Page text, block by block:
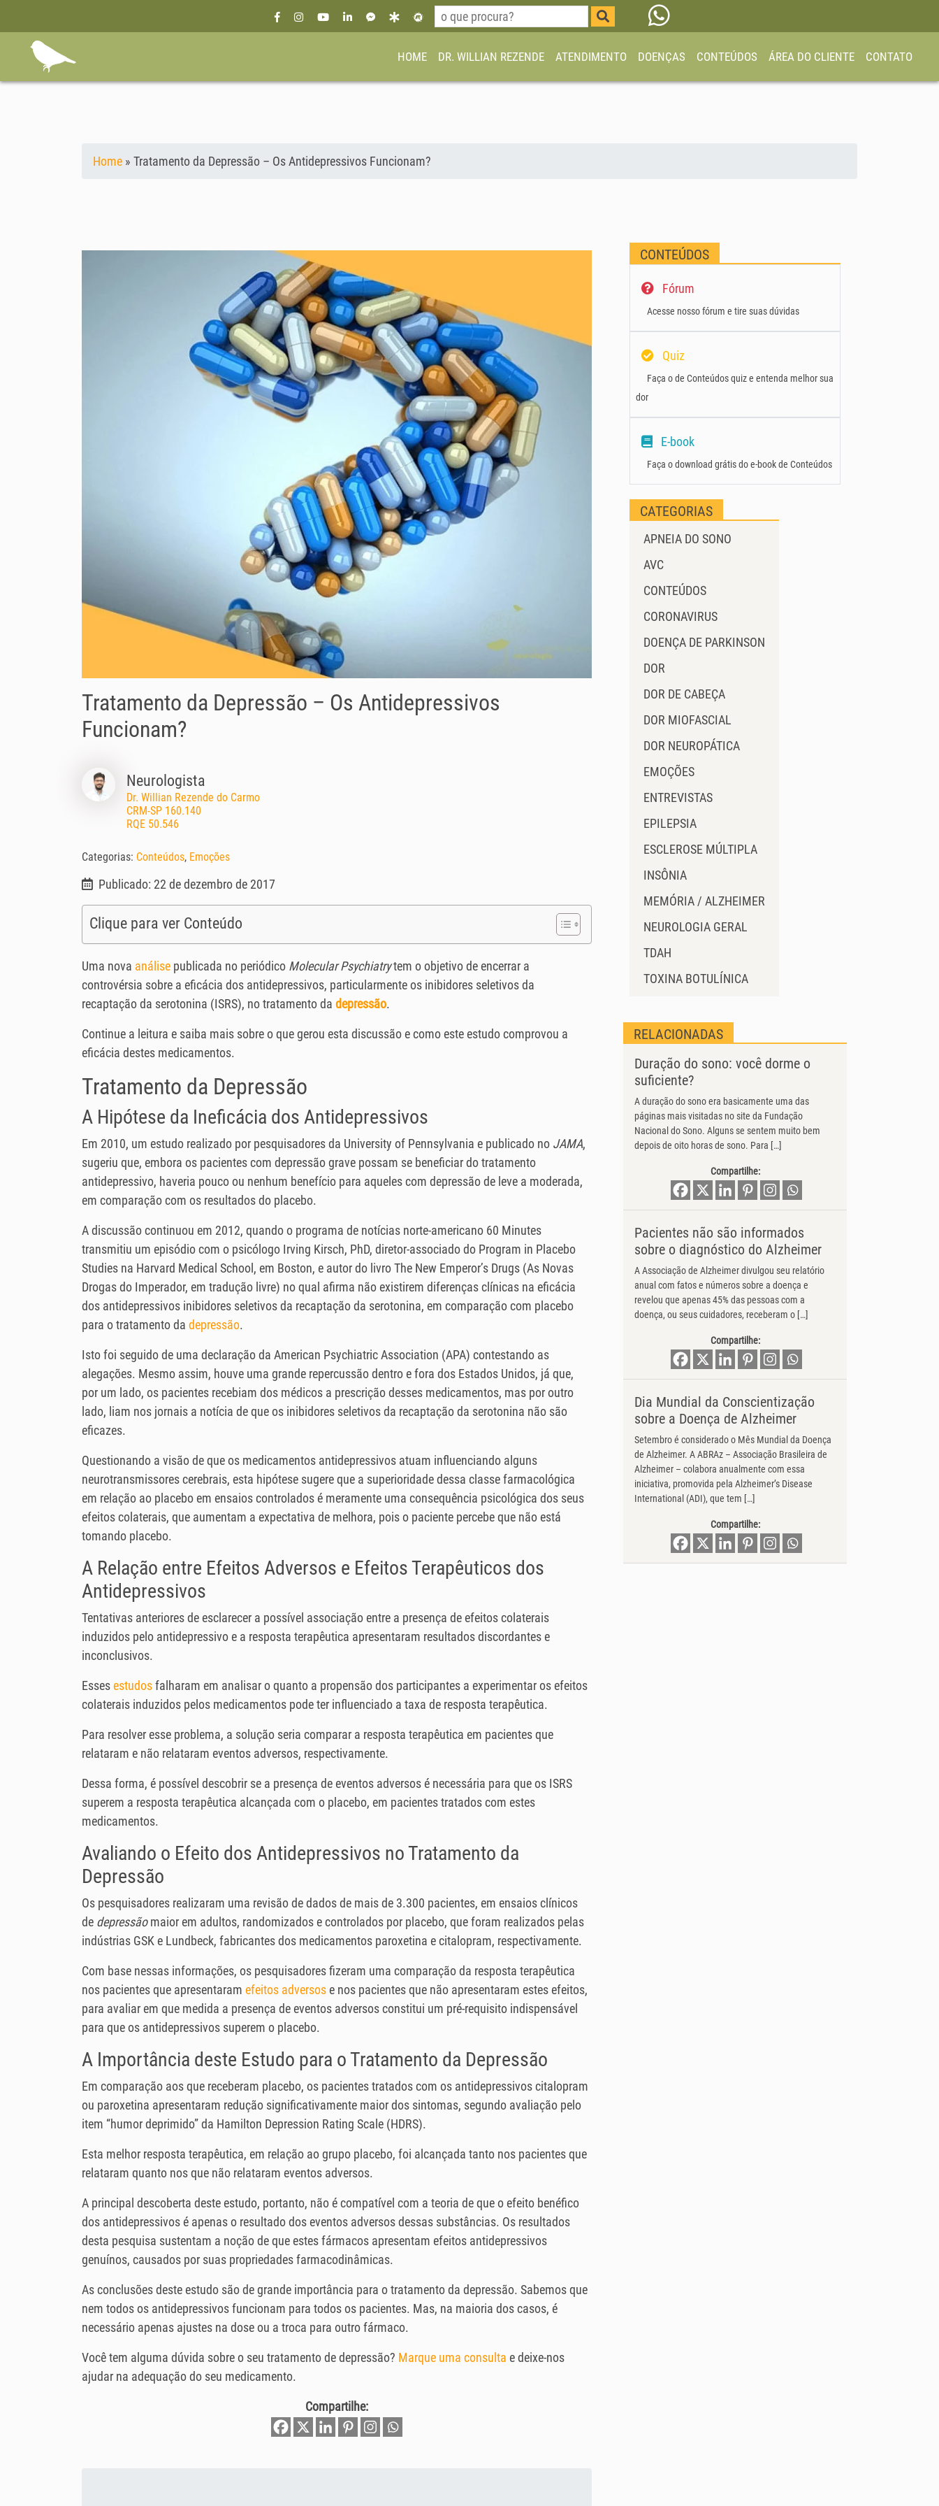
HOME DR. WILLIAN REZENDE ATENDIMENTO DOENÇAS CONTEÚDOS ÁREA DO CLIENTE CONTATO
Home » Tratamento da Depressão – Os Antidepressivos Funcionam?
Tratamento da Depressão – Os Antidepressivos
Funcionam?
Neurologista
Dr. Willian Rezende do Carmo
CRM-SP 160.140
RQE 50.546
Categorias: Conteúdos, Emoções
Publicado: 22 de dezembro de 2017
Clique para ver Conteúdo
Uma nova análise publicada no periódico Molecular Psychiatrytem o objetivo de encerrar a
controvérsia sobre a eficácia dos antidepressivos, particularmente os inibidores seletivos da
recaptação da serotonina (ISRS), no tratamento da depressão.
Continue a leitura e saiba mais sobre o que gerou esta discussão e como este estudo comprovou a
eficácia destes medicamentos.
Tratamento da Depressão
A Hipótese da Ineficácia dos Antidepressivos
Em 2010, um estudo realizado por pesquisadores da University of Pennsylvania e publicado no JAMA,
sugeriu que, embora os pacientes com depressão grave possam se beneficiar do tratamento
antidepressivo, haveria pouco ou nenhum benefício para aqueles com depressão de leve a moderada,
em comparação com os resultados do placebo.
A discussão continuou em 2012, quando o programa de notícias norte-americano 60 Minutes
transmitiu um episódio com o psicólogo Irving Kirsch, PhD, diretor-associado do Program in Placebo
Studies na Harvard Medical School, em Boston, e autor do livro The New Emperor’s Drugs (As Novas
Drogas do Imperador, em tradução livre) no qual afirma não existirem diferenças clínicas na eficácia
dos antidepressivos inibidores seletivos da recaptação da serotonina, em comparação com placebo
para o tratamento da depressão.
Isto foi seguido de uma declaração da American Psychiatric Association (APA) contestando as
alegações. Mesmo assim, houve uma grande repercussão dentro e fora dos Estados Unidos, já que,
por um lado, os pacientes recebiam dos médicos a prescrição desses medicamentos, mas por outro
lado, liam nos jornais a notícia de que os inibidores seletivos da recaptação da serotonina não são
eficazes.
Questionando a visão de que os medicamentos antidepressivos atuam influenciando alguns
neurotransmissores cerebrais, esta hipótese sugere que a superioridade dessa classe farmacológica
em relação ao placebo em ensaios controlados é meramente uma consequência psicológica dos seus
efeitos colaterais, que aumentam a expectativa de melhora, pois o paciente percebe que não está
tomando placebo.
A Relação entre Efeitos Adversos e Efeitos Terapêuticos dos
Antidepressivos
Tentativas anteriores de esclarecer a possível associação entre a presença de efeitos colaterais
induzidos pelo antidepressivo e a resposta terapêutica apresentaram resultados discordantes e
inconclusivos.
Essesestudosfalharam em analisar o quanto a propensão dos participantes a experimentar os efeitos
colaterais induzidos pelos medicamentos pode ter influenciado a taxa de resposta terapêutica.
Para resolver esse problema, a solução seria comparar a resposta terapêutica em pacientes que
relataram e não relataram eventos adversos, respectivamente.
Dessa forma, é possível descobrir se a presença de eventos adversos é necessária para que os ISRS
superem a resposta terapêutica alcançada com o placebo, em pacientes tratados com estes
medicamentos.
Avaliando o Efeito dos Antidepressivos no Tratamento da
Depressão
Os pesquisadores realizaram uma revisão de dados de mais de 3.300 pacientes, em ensaios clínicos
de depressãomaior em adultos, randomizados e controlados por placebo, que foram realizados pelas
indústrias GSK e Lundbeck, fabricantes dos medicamentos paroxetina e citalopram, respectivamente.
Com base nessas informações, os pesquisadores fizeram uma comparação da resposta terapêutica
nos pacientes que apresentaram efeitos adversos e nos pacientes que não apresentaram estes efeitos,
para avaliar em que medida a presença de eventos adversos constitui um pré-requisito indispensável
para que os antidepressivos superem o placebo.
A Importância deste Estudo para o Tratamento da Depressão
Em comparação aos que receberam placebo, os pacientes tratados com os antidepressivos citalopram
ou paroxetina apresentaram redução significativamente maior dos sintomas, segundo avaliação pelo
item “humor deprimido” da Hamilton Depression Rating Scale (HDRS).
Esta melhor resposta terapêutica, em relação ao grupo placebo, foi alcançada tanto nos pacientes que
relataram quanto nos que não relataram eventos adversos.
A principal descoberta deste estudo, portanto, não é compatível com a teoria de que o efeito benéfico
dos antidepressivos é apenas o resultado dos eventos adversos dessas substâncias. Os resultados
desta pesquisa sustentam a noção de que estes fármacos apresentam efeitos antidepressivos
genuínos, causados ​​por suas propriedades farmacodinâmicas.
As conclusões deste estudo são de grande importância para o tratamento da depressão. Sabemos que
nem todos os antidepressivos funcionam para todos os pacientes. Mas, na maioria dos casos, é
necessário apenas ajustes na dose ou a troca para outro fármaco.
Você tem alguma dúvida sobre o seu tratamento de depressão? Marque uma consulta e deixe-nos
ajudar na adequação do seu medicamento.
Compartilhe:
CONTEÚDOS
Fórum
Acesse nosso fórum e tire suas dúvidas
Quiz
Faça o de Conteúdos quiz e entenda melhor sua
dor
E-book
Faça o download grátis do e-book de Conteúdos
CATEGORIAS
APNEIA DO SONO
AVC
CONTEÚDOS
CORONAVIRUS
DOENÇA DE PARKINSON
DOR
DOR DE CABEÇA
DOR MIOFASCIAL
DOR NEUROPÁTICA
EMOÇÕES
ENTREVISTAS
EPILEPSIA
ESCLEROSE MÚLTIPLA
INSÔNIA
MEMÓRIA / ALZHEIMER
NEUROLOGIA GERAL
TDAH
TOXINA BOTULÍNICA
RELACIONADAS
Duração do sono: você dorme o
suficiente?
A duração do sono era basicamente uma das
páginas mais visitadas no site da Fundação
Nacional do Sono. Alguns se sentem muito bem
depois de oito horas de sono. Para […]
Compartilhe:
Pacientes não são informados
sobre o diagnóstico do Alzheimer
A Associação de Alzheimer divulgou seu relatório
anual com fatos e números sobre a doença e
revelou que apenas 45% das pessoas com a
doença, ou seus cuidadores, receberam o […]
Compartilhe:
Dia Mundial da Conscientização
sobre a Doença de Alzheimer
Setembro é considerado o Mês Mundial da Doença
de Alzheimer. A ABRAz – Associação Brasileira de
Alzheimer – colabora anualmente com essa
iniciativa, promovida pela Alzheimer’s Disease
International (ADI), que tem […]
Compartilhe: